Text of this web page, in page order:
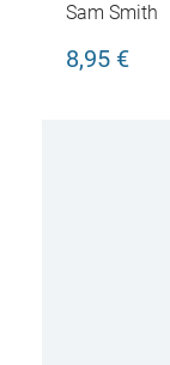
Sam Smith
8,95 €